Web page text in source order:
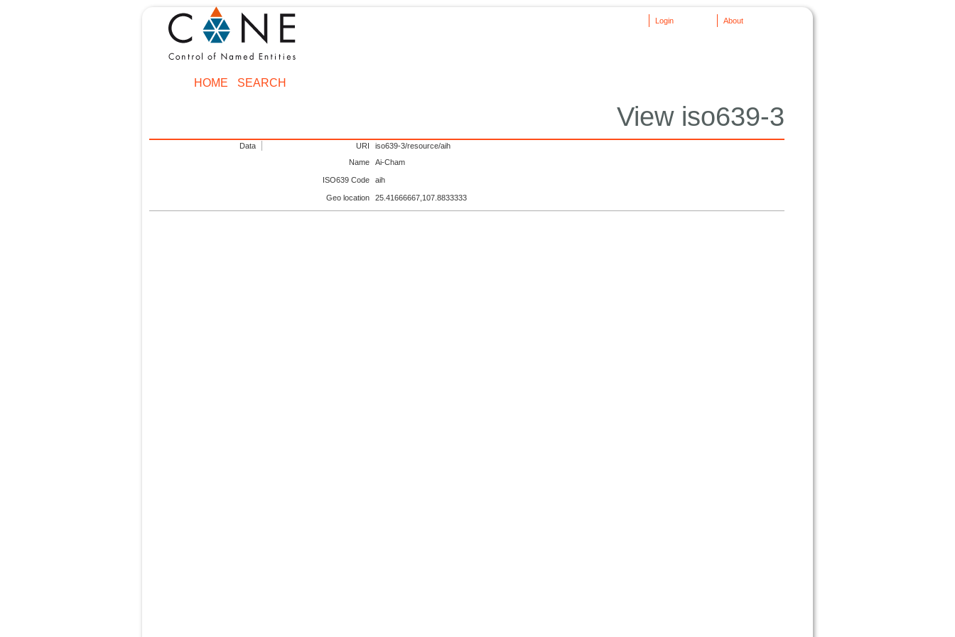
About
Login
HOME SEARCH
View iso639-3
Data URI
iso639-3/resource/aih
Name
Ai-Cham
ISO639 Code aih
Geo location 25.41666667,107.8833333